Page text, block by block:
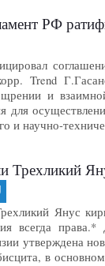
РФ
Trend
и
для
и научно-
Трехликий
Янус
всегда
утверждена
в